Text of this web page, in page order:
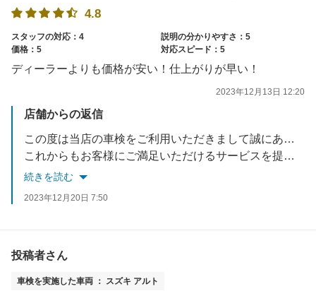
4.8
スタッフの対応：4
説明の分かりやすさ：5
価格：5
対応スピード：5
ディーラーよりも価格が安い！仕上がりが早い！
2023年12月13日 12:20
店舗からの返信
この度は当店の車検をご利用いただきまして誠にありがとうございます。
これからもお客様にご満足いただけるサービスを提供できるよう努めてまいります。
またのご利用を心よりお待ち申しあげます
続きを読む
2023年12月20日 7:50
投稿者さん
車検を実施した車両 ： スズキ アルト